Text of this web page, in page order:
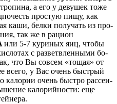
а его у девушек тоже
прос­тую пи­щу, как
каши, белки получать из про­
так же в рацион
или 5-7 ку­ри­ных яиц, чтобы
с раз­вет­в­лен­ны­ми бо­
что Вы совсем «тощая» от
все­го, у Вас очень быстрый
калории очень быстро рас­се­и­
калорийности: еще